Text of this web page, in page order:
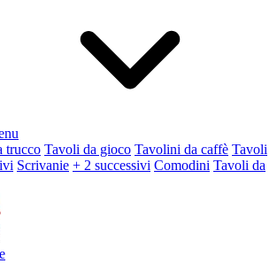
trucco Tavoli da gioco Tavolini da caffè Tavoli
Scrivanie + 2 successivi Comodini Tavoli da